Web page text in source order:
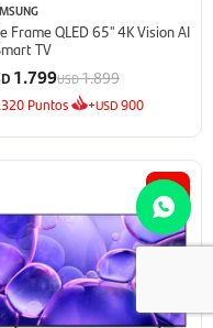
Frame QLED 65'' 4K Vision AI
TV
1.799USD1.899
Puntos +USD900
14